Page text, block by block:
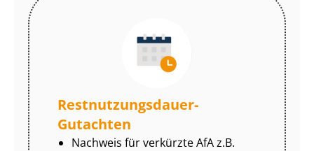
Rest­nut­zungs­dau­er-
Gutachten
Nachweis für verkürzte AfA z.B.